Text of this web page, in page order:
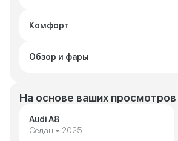
Комфорт
Обзор и фары
На основе ваших просмотров
Audi A8
Седан • 2025